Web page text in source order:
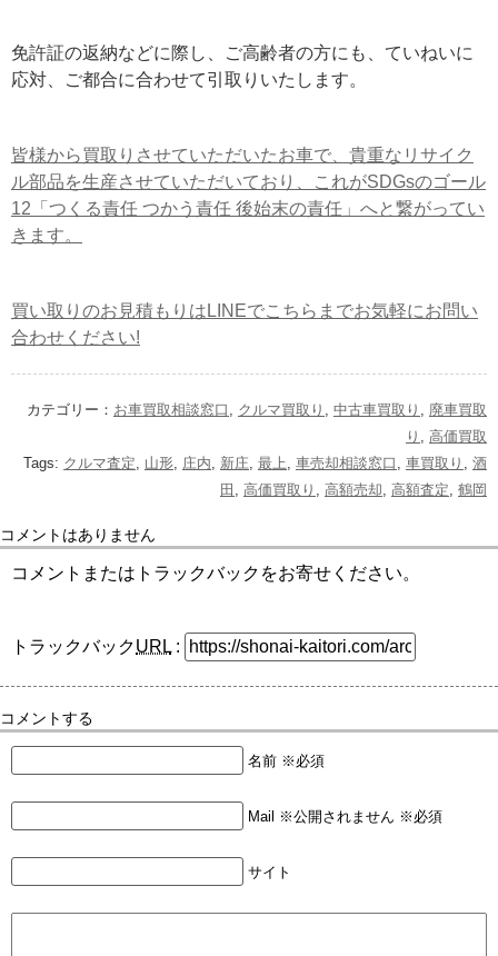
免許証の返納などに際し、ご高齢者の方にも、ていねいに
応対、ご都合に合わせて引取りいたします。
皆様から買取りさせていただいたお車で、貴重なリサイク
ル部品を生産させていただいており、これがSDGsのゴール
12「つくる責任 つかう責任 後始末の責任」へと繋がってい
きます。
買い取りのお見積もりはLINEでこちらまでお気軽にお問い
合わせください!
カテゴリー： お車買取相談窓口 クルマ買取り 中古車買取り
廃車買取
り
高価買取
Tags: クルマ査定 山形 庄内 新庄 最上 車売却相談窓口 車買取り
酒
田
高価買取り 高額売却 高額査定 鶴岡
コメントはありません
コメントまたはトラックバックをお寄せください。
トラックバックURL :
コメントする
名前 ※必須
Mail ※公開されません ※必須
サイト